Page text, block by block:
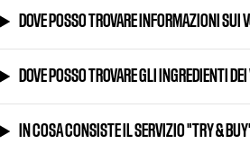
DOVE POSSO TROVARE INFORMAZIONI SUI
DOVE POSSO TROVARE GLI INGREDIENTI
IN COSA CONSISTE IL SERVIZIO "TRY &